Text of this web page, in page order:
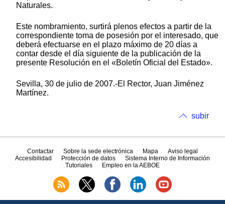
Naturales.
Este nombramiento, surtirá plenos efectos a partir de la
correspondiente toma de posesión por el interesado, que
deberá efectuarse en el plazo máximo de 20 días a
contar desde el día siguiente de la publicación de la
presente Resolución en el «Boletín Oficial del Estado».
Sevilla, 30 de julio de 2007.-El Rector, Juan Jiménez
Martínez.
subir
Contactar Sobre la sede electrónica Mapa
Aviso legal
Accesibilidad
Protección de datos
Sistema Interno de Información
Tutoriales
Empleo en la AEBOE